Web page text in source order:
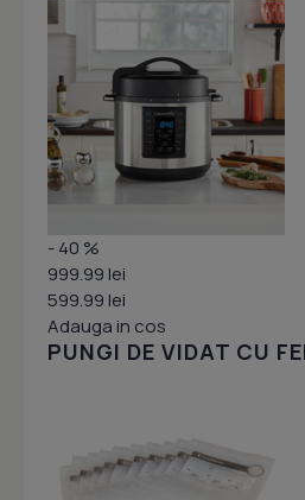
- 40 %
999.99 lei
599.99 lei
Adauga in cos
PUNGI DE VIDAT CU